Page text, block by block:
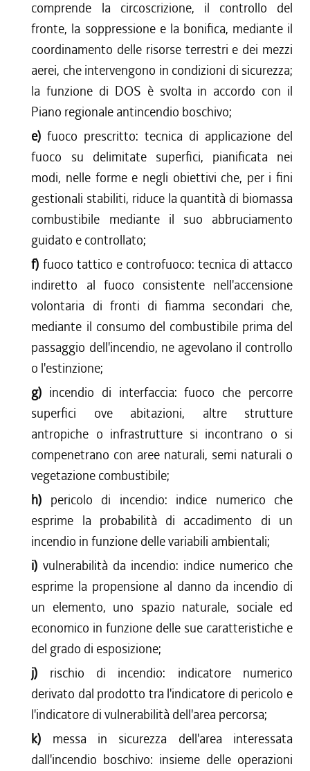
comprende la circoscrizione, il controllo del
fronte, la soppressione e la bonifica, mediante il
coordinamento delle risorse terrestri e dei mezzi
aerei, che intervengono in condizioni di sicurezza;
la funzione di DOS è svolta in accordo con il
Piano regionale antincendio boschivo;
e)fuoco prescritto: tecnica di applicazione del
fuoco su delimitate superfici, pianificata nei
modi, nelle forme e negli obiettivi che, per i fini
gestionali stabiliti, riduce la quantità di biomassa
combustibile mediante il suo abbruciamento
guidato e controllato;
f) fuoco tattico e controfuoco: tecnica di attacco
indiretto al fuoco consistente nell'accensione
volontaria di fronti di fiamma secondari che,
mediante il consumo del combustibile prima del
passaggio dell'incendio, ne agevolano il controllo
o l'estinzione;
g) incendio di interfaccia: fuoco che percorre
superfici ove abitazioni, altre strutture
antropiche o infrastrutture si incontrano o si
compenetrano con aree naturali, semi naturali o
vegetazione combustibile;
h) pericolo di incendio: indice numerico che
esprime la probabilità di accadimento di un
incendio in funzione delle variabili ambientali;
i) vulnerabilità da incendio: indice numerico che
esprime la propensione al danno da incendio di
un elemento, uno spazio naturale, sociale ed
economico in funzione delle sue caratteristiche e
del grado di esposizione;
j) rischio di incendio: indicatore numerico
derivato dal prodotto tra l'indicatore di pericolo e
l'indicatore di vulnerabilità dell'area percorsa;
k) messa in sicurezza dell'area interessata
dall'incendio boschivo: insieme delle operazioni